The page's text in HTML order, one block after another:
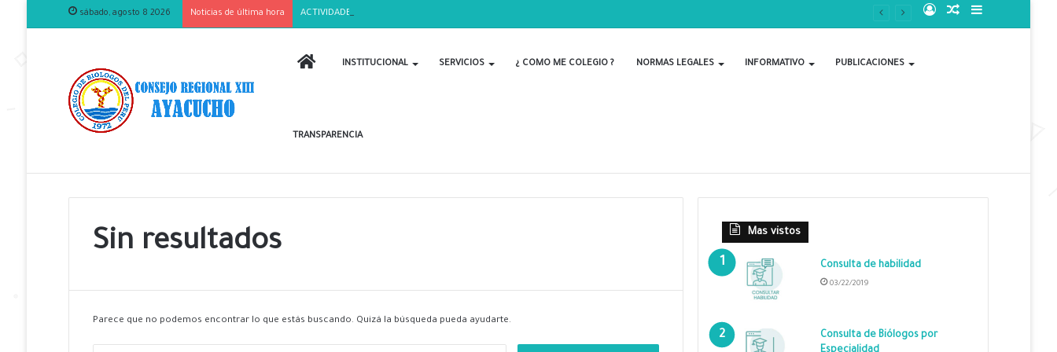
sábado, agosto 8 2026 Noticias de última hora ACTIVIDADES POR EL DÍA DEL BIOLOGO Barra
Publicación
Acceso
INICIO INSTITUCIONAL SERVICIOS ¿ COMO ME COLEGIO ? NORMAS LEGALES INFORMATIVO PUBLICACIONES
TRANSPARENCIA
Sin resultados
Parece que no podemos encontrar lo que estás buscando. Quizá la búsqueda pueda ayudarte.
Mas vistos
Consulta de habilidad
03/22/2019
Consulta de Biólogos por